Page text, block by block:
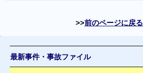
前のページに戻る
最新事件・事故ファイル